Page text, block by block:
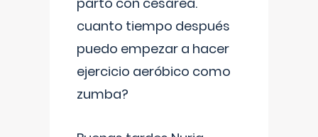
cuanto tiempo después
puedo empezar a hacer
ejercicio aeróbico como
zumba?